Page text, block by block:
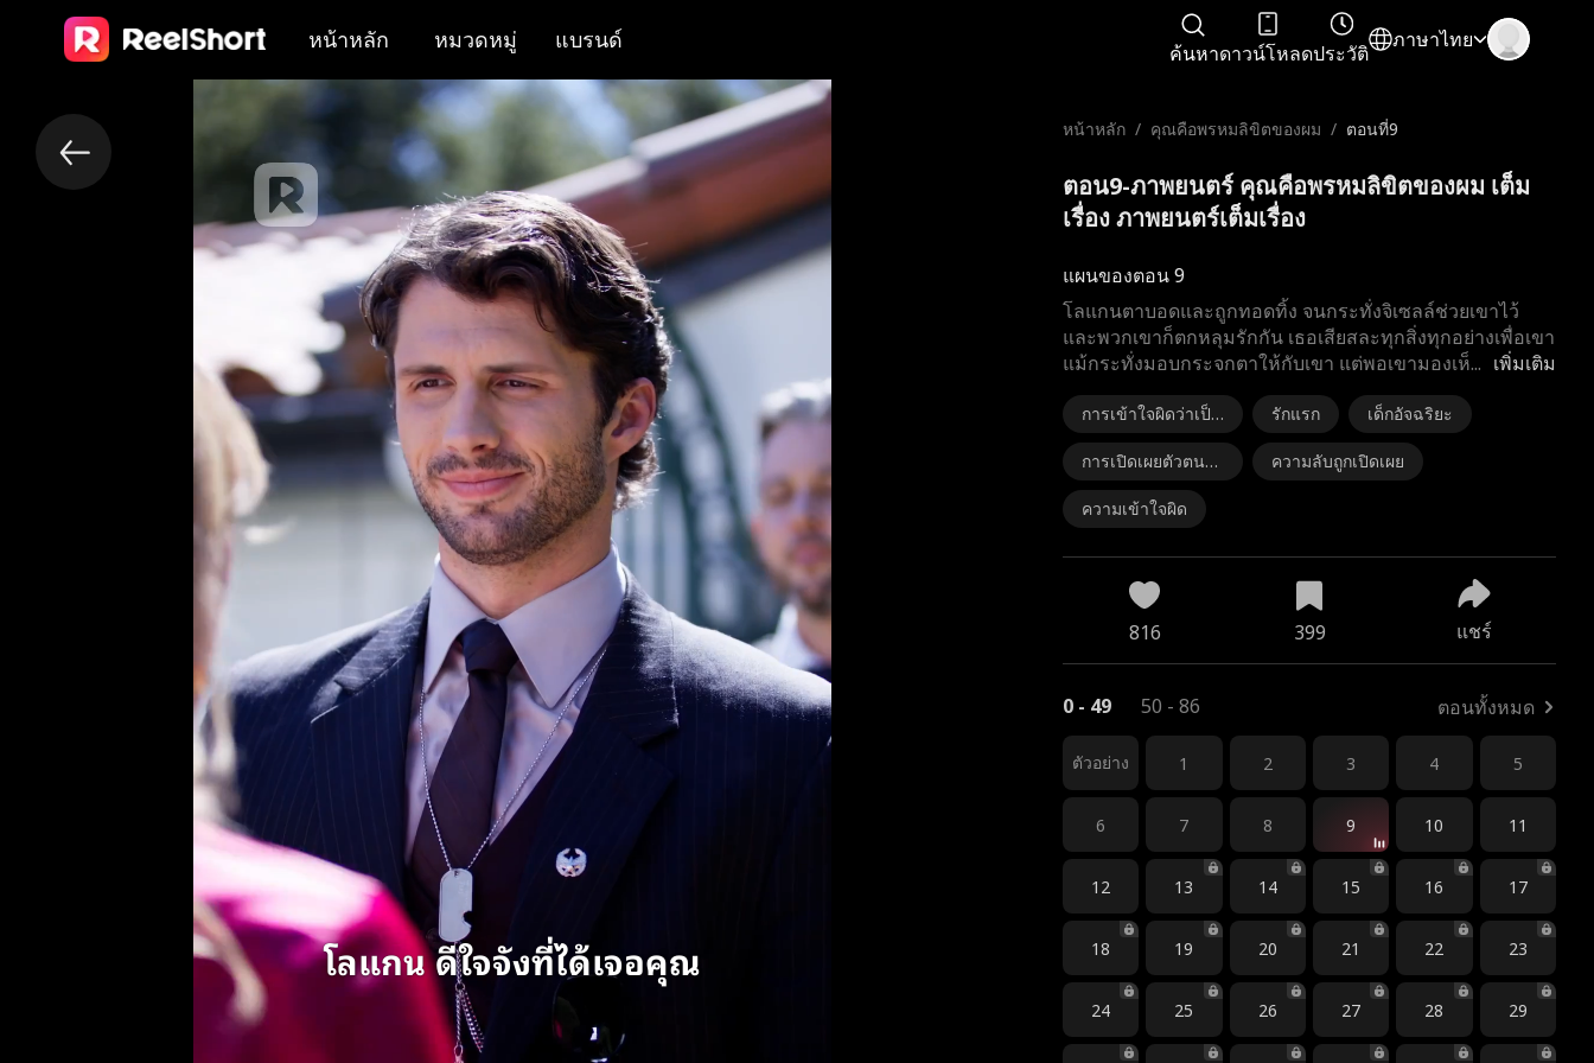
หน้าหลัก หมวดหมู่ แบรนด์
ค้นหาดาวน์โหลดประวัติ
ภาษาไทย
ฉันคิดถึงคุณมากเลย
หน้าหลัก / คุณคือพรหมลิขิตของผม / ตอนที่9
ตอน9-ภาพยนตร์ คุณคือพรหมลิขิตของผม เต็ม
เรื่อง ภาพยนตร์เต็มเรื่อง
แผนของตอน 9
เพิ่มเติม
โลแกนตาบอดและถูกทอดทิ้ง จนกระทั่งจิเซลล์ช่วยเขาไว้
และพวกเขาก็ตกหลุมรักกัน เธอเสียสละทุกสิ่งทุกอย่างเพื่อเขา
แม้กระทั่งมอบกระจกตาให้กับเขา แต่พอเขามองเห็...
การเข้าใจผิดว่าเป็น
คนอื่น
รักแรก เด็กอัจฉริยะ
การเปิดเผยตัวตนข
องผู้ปกครอง
ความลับถูกเปิดเผย
ความเข้าใจผิด
816 399 แชร์
0 - 49 50 - 86 ตอนทั้งหมด
ตัวอย่าง 1 2 3 4 5
6 7 8 9 10 11
12 13 14 15 16 17
18 19 20 21 22 23
24 25 26 27 28 29